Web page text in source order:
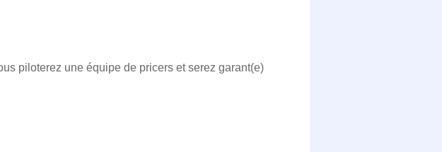
piloterez une équipe de pricers et serez garant(e)